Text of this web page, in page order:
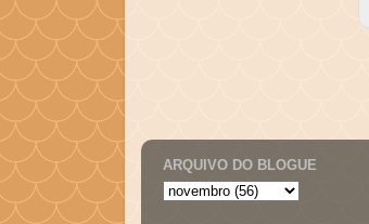
ARQUIVO DO BLOGUE